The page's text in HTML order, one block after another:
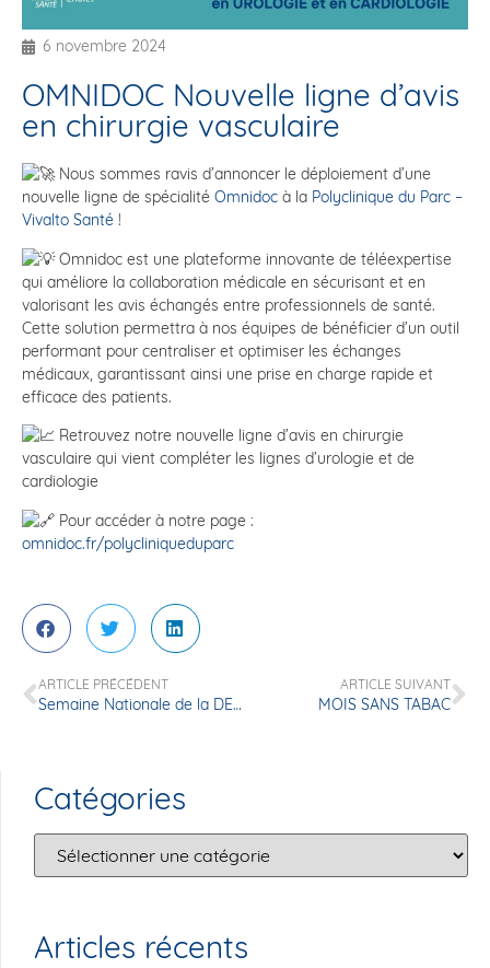
6 novembre 2024
OMNIDOC Nouvelle ligne d’avis
en chirurgie vasculaire
Nous sommes ravis d’annoncer le déploiement d’une
nouvelle ligne de spécialité Omnidoc à la Polyclinique du Parc –
Vivalto Santé !
Omnidoc est une plateforme innovante de téléexpertise
qui améliore la collaboration médicale en sécurisant et en
valorisant les avis échangés entre professionnels de santé.
Cette solution permettra à nos équipes de bénéficier d’un outil
performant pour centraliser et optimiser les échanges
médicaux, garantissant ainsi une prise en charge rapide et
efficace des patients.
Retrouvez notre nouvelle ligne d’avis en chirurgie
vasculaire qui vient compléter les lignes d’urologie et de
cardiologie
Pour accéder à notre page :
omnidoc.fr/polycliniqueduparc
ARTICLE PRÉCÉDENT
Semaine Nationale de la DENUTRITION
ARTICLE SUIVANT
MOIS SANS TABAC
Catégories
Articles récents